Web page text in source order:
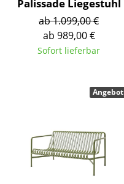
Teppiche
Vorhänge
... alle Accessoires
Wohnzimmer
Esszimmer
Palissade Liegestuhl
ab 1.099,00 €
ab 989,00 €
Sofort lieferbar
Angebot